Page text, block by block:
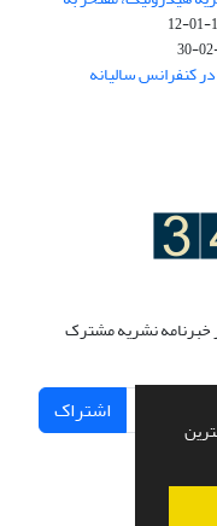
کنفرانس سالیانه
خبرنامه نشریه مشترک
اشتراک